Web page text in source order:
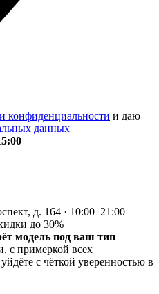
конфиденциальности и даю
данных
д. 164 · 10:00–21:00
до 30%
модель под ваш тип
с примеркой всех
с чёткой уверенностью в